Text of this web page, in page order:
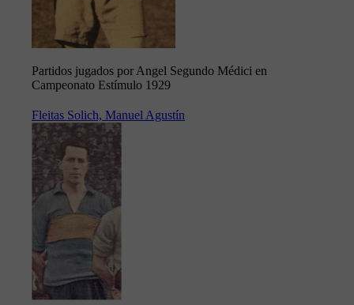
Partidos jugados por Angel Segundo Médici en
Campeonato Estímulo 1929
Fleitas Solich, Manuel Agustín